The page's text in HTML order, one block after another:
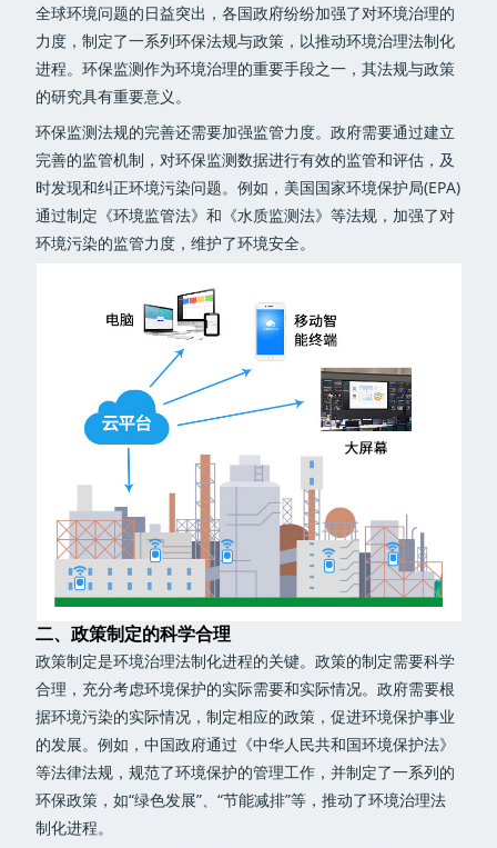
全球环境问题的日益突出，各国政府纷纷加强了对环境治理的
力度，制定了一系列环保法规与政策，以推动环境治理法制化
进程。环保监测作为环境治理的重要手段之一，其法规与政策
的研究具有重要意义。
环保监测法规的完善还需要加强监管力度。政府需要通过建立
完善的监管机制，对环保监测数据进行有效的监管和评估，及
时发现和纠正环境污染问题。例如，美国国家环境保护局(EPA)
通过制定《环境监管法》和《水质监测法》等法规，加强了对
环境污染的监管力度，维护了环境安全。
二、政策制定的科学合理
政策制定是环境治理法制化进程的关键。政策的制定需要科学
合理，充分考虑环境保护的实际需要和实际情况。政府需要根
据环境污染的实际情况，制定相应的政策，促进环境保护事业
的发展。例如，中国政府通过《中华人民共和国环境保护法》
等法律法规，规范了环境保护的管理工作，并制定了一系列的
环保政策，如“绿色发展”、“节能减排”等，推动了环境治理法
制化进程。